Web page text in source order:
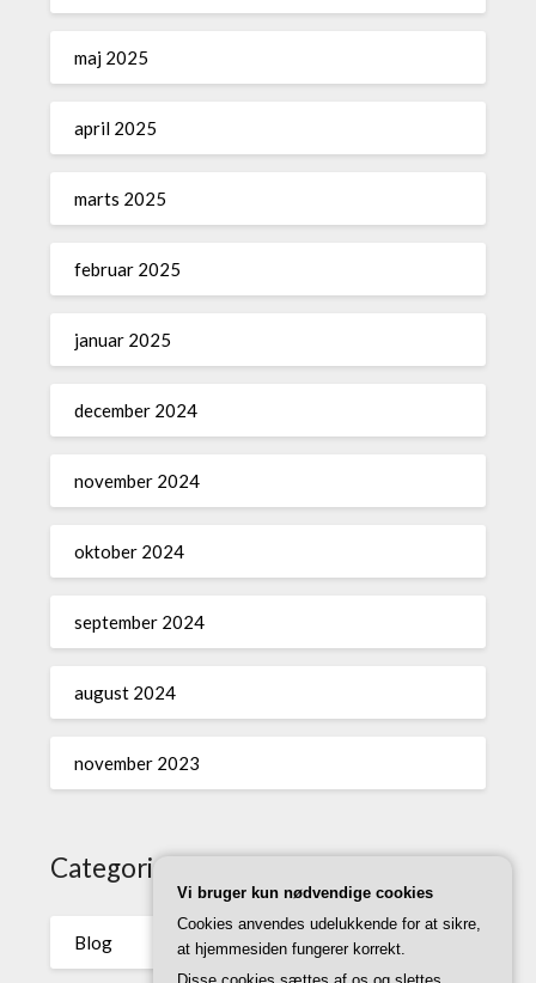
maj 2025
april 2025
marts 2025
februar 2025
januar 2025
december 2024
november 2024
oktober 2024
september 2024
august 2024
november 2023
Categories
Blog
Vi bruger kun nødvendige cookies
Cookies anvendes udelukkende for at sikre,
at hjemmesiden fungerer korrekt.